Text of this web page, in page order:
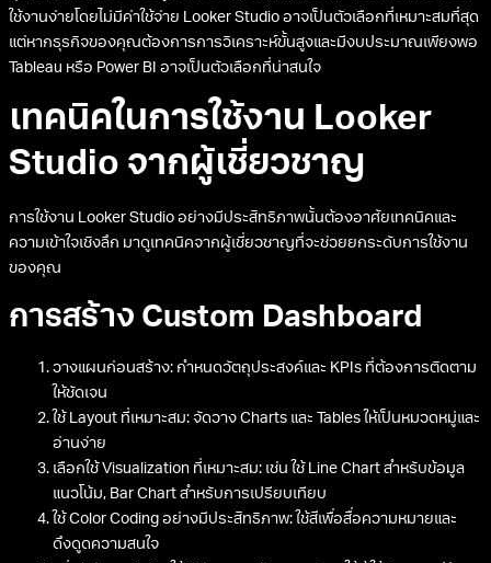
มีฟีเจอร์การวิเคราะห์ขั้นสูงที่ครอบคลุม
เชื่อมต่อกับผลิตภัณฑ์ของ Microsoft ได้ดีเยี่ยม
มีทั้งเวอร์ชันฟรีและเวอร์ชันจ่ายเงิน ให้เลือกตามความเหมาะสม
อาจมีความซับซ้อนในการใช้งานสำหรับผู้เริ่มต้น
เวอร์ชันฟรีมีข้อจำกัดในการแชร์และทำงานร่วมกัน
การเลือกใช้เครื่องมือใดขึ้นอยู่กับความต้องการเฉพาะของธุรกิจคุณ หาก
คุณเน้นการวิเคราะห์ข้อมูลจาก Google Analytics และต้องการเครื่องมือที่
แต่หากธุรกิจของคุณต้องการการวิเคราะห์ขั้นสูงและมีงบประมาณเพียงพอ
เทคนิคในการใช้งาน Looker
Studio จากผู้เชี่ยวชาญ
การใช้งาน Looker Studio อย่างมีประสิทธิภาพนั้นต้องอาศัยเทคนิคและ
ความเข้าใจเชิงลึก มาดูเทคนิคจากผู้เชี่ยวชาญที่จะช่วยยกระดับการใช้งาน
ของคุณ